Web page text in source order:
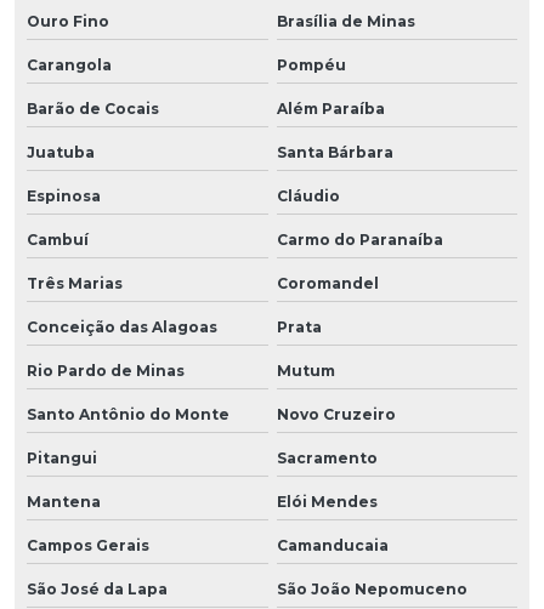
Ouro Fino Brasília de Minas
Carangola Pompéu
Barão de Cocais Além Paraíba
Juatuba Santa Bárbara
Espinosa Cláudio
Cambuí Carmo do Paranaíba
Três Marias Coromandel
Conceição das Alagoas Prata
Rio Pardo de Minas Mutum
Santo Antônio do Monte Novo Cruzeiro
Pitangui Sacramento
Mantena Elói Mendes
Campos Gerais Camanducaia
São José da Lapa São João Nepomuceno